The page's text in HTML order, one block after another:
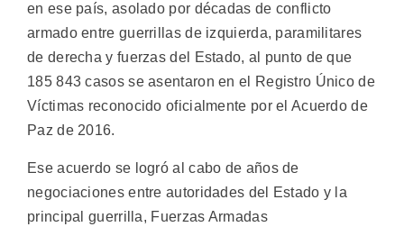
en ese país, asolado por décadas de conflicto
armado entre guerrillas de izquierda, paramilitares
de derecha y fuerzas del Estado, al punto de que
185 843 casos se asentaron en el Registro Único de
Víctimas reconocido oficialmente por el Acuerdo de
Paz de 2016.
Ese acuerdo se logró al cabo de años de
negociaciones entre autoridades del Estado y la
principal guerrilla, Fuerzas Armadas